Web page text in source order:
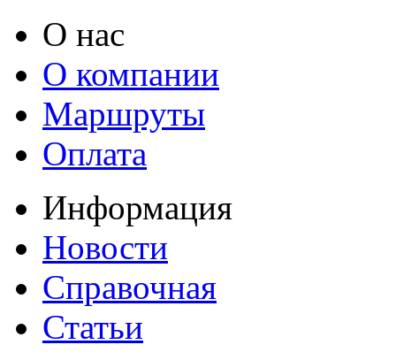
О нас
О компании
Маршруты
Оплата
Информация
Новости
Справочная
Статьи